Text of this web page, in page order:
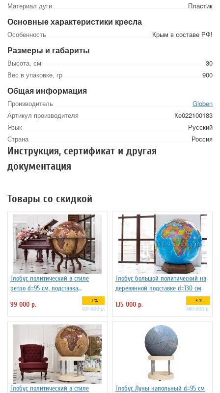
Материал дуги
Пластик
Основные характеристики кресла
Особенность Крым в составе РФ!
Размеры и габариты
Высота, см
30
Вес в упаковке, гр
900
Общая информация
Производитель
Globen
Артикул производителя
Ке022100183
Язык
Русский
Страна
Россия
Инструкция, сертификат и другая
документация
Товары со скидкой
Глобус политический в стиле
ретро d=95 см, подставка
99 000 р. -1 %
101 000 р.
Глобус большой политический на
деревянной подставке d=130 см
135 000 р.
-3 %
140 000 р.
Глобус политический в стиле
Глобус Луны напольный d=95 см